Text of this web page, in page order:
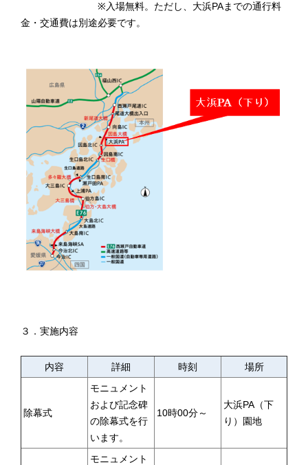
※入場無料。ただし、大浜PAまでの通行料
金・交通費は別途必要です。
３．実施内容
内容 詳細 時刻 場所
除幕式
モニュメント
および記念碑
の除幕式を行
います。
10時00分～
大浜PA（下
り）園地
モニュメント